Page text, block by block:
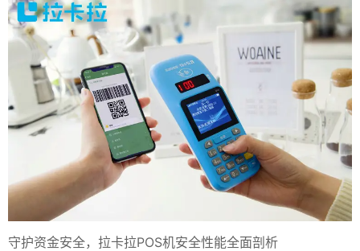
守护资金安全，拉卡拉POS机安全性能全面剖析